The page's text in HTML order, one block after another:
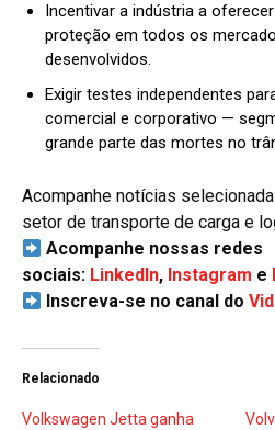
Incentivar a indústria a
proteção em todos os
desenvolvidos.
Exigir testes independentes
comercial e corporativo —
grande parte das mortes no
Acompanhe notícias
setor de transporte de carga e
Acompanhe nossas redes
sociais: LinkedIn, Instagram e
Inscreva-se no canal do
Relacionado
Volkswagen Jetta ganha